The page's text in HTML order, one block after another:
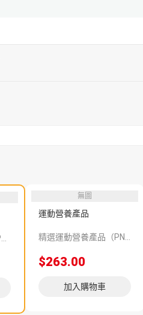
無圖
運動營養產品
$263.00
加入購物車